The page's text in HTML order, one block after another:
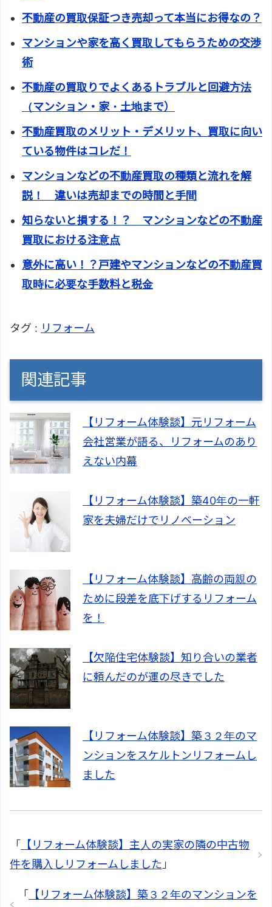
不動産の買取保証つき売却って本当にお得なの？
マンションや家を高く買取してもらうための交渉
術
不動産の買取りでよくあるトラブルと回避方法
（マンション・家・土地まで）
不動産買取のメリット・デメリット、買取に向い
ている物件はコレだ！
マンションなどの不動産買取の種類と流れを解
説！ 違いは売却までの時間と手間
知らないと損する！？ マンションなどの不動産
買取における注意点
意外に高い！？戸建やマンションなどの不動産買
取時に必要な手数料と税金
タグ : リフォーム
関連記事
【リフォーム体験談】元リフォーム
会社営業が語る、リフォームのあり
えない内幕
【リフォーム体験談】築40年の一軒
家を夫婦だけでリノベーション
【リフォーム体験談】高齢の両親の
ために段差を底下げするリフォーム
を！
【欠陥住宅体験談】知り合いの業者
に頼んだのが運の尽きでした
【リフォーム体験談】築３２年のマ
ンションをスケルトンリフォームし
ました
「
【リフォーム体験談】主人の実家の隣の中古物
件を購入しリフォームしました 」
「 【リフォーム体験談】築３２年のマンションを